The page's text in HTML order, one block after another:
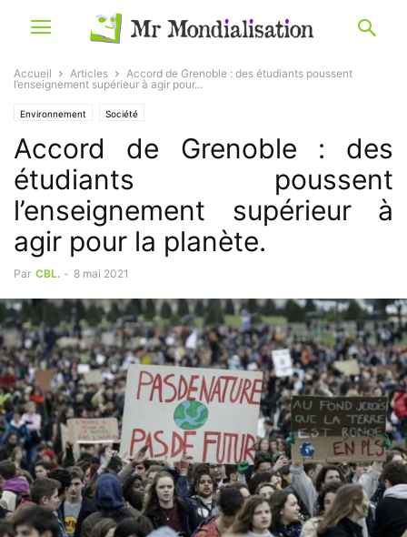
Accueil Articles
Accord de Grenoble : des étudiants poussent
l’enseignement supérieur à agir pour...
Environnement Société
Accord de Grenoble : des
étudiants poussent
l’enseignement supérieur à
agir pour la planète.
Par CBL. - 8 mai 2021